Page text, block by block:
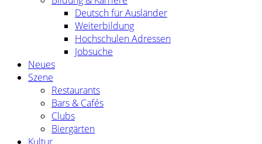
Deutsch für Ausländer
Weiterbildung
Hochschulen Adressen
Jobsuche
Neues
Szene
Restaurants
Bars & Cafés
Clubs
Biergärten